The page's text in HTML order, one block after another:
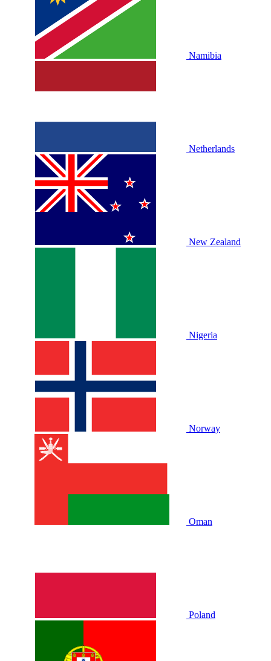
Namibia
Netherlands
New Zealand
Nigeria
Norway
Oman
Poland